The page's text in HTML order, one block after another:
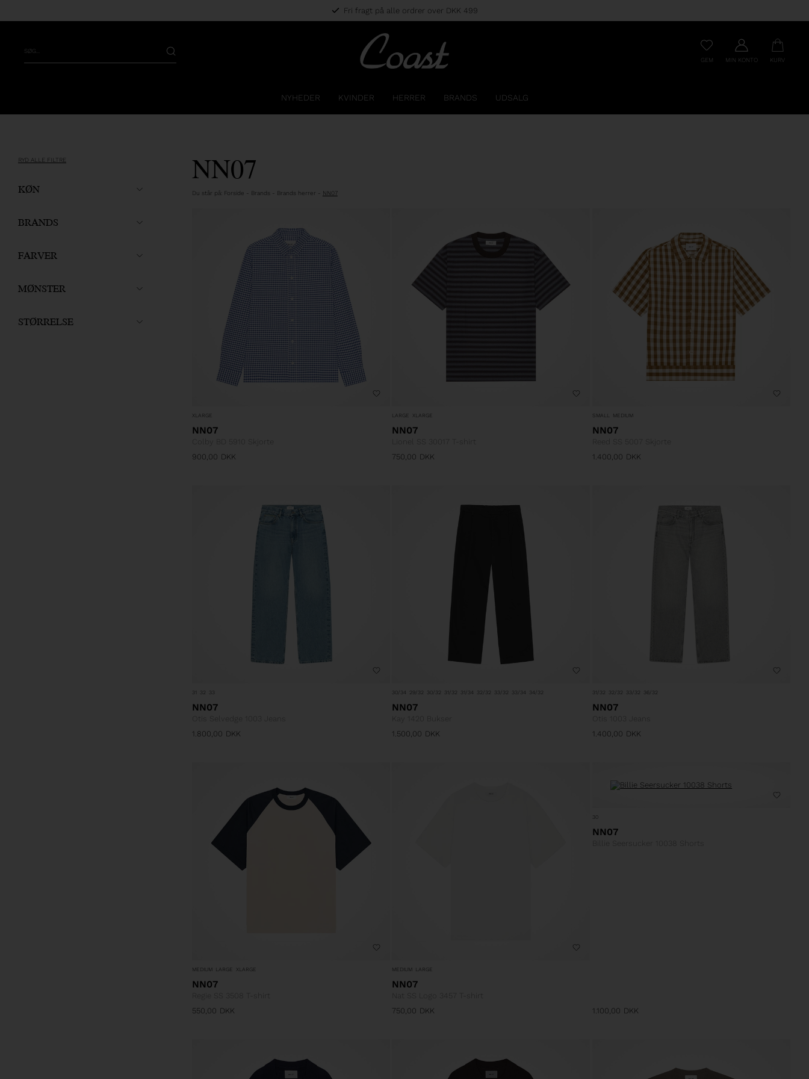
Fri fragt på alle ordrer over DKK 499
GEM MIN KONTO KURV
NYHEDER KVINDER HERRER BRANDS UDSALG
RYD ALLE FILTRE
KØN
BRANDS
FARVER
MØNSTER
STØRRELSE
NN07
Du står på: Forside - Brands- Brands herrer - NN07
XLARGE
NN07
Colby BD 5910 Skjorte
900,00 DKK
LARGE XLARGE
NN07
750,00 DKK
SMALL MEDIUM
NN07
Reed SS 5007 Skjorte
1.400,00 DKK
31 32 33
NN07
1.800,00 DKK
30/34 29/32 30/32 31/32 31/34 32/32 33/32 33/34 34/32
NN07
Kay 1420 Bukser
1.500,00 DKK
31/32 32/32 33/32 36/32
NN07
1.400,00 DKK
MEDIUM LARGE XLARGE
NN07
550,00 DKK
MEDIUM LARGE
NN07
750,00 DKK
30
NN07
Billie Seersucker 10038 Shorts
1.100,00 DKK